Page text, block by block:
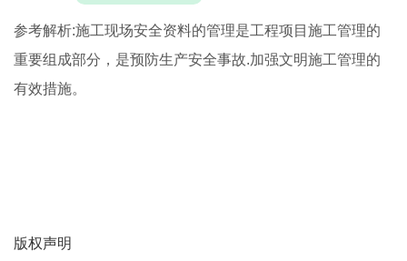
参考解析:施工现场安全资料的管理是工程项目施工管理的
重要组成部分，是预防生产安全事故.加强文明施工管理的
有效措施。
版权声明